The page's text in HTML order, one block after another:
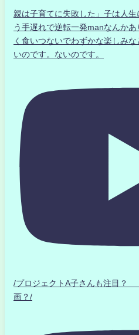
親は子育てに失敗した」子は人
う手遅れで逆転一発manなんか
く食いつないでわずかな楽しみ
いのです。ないのです。
/プロジェクトA子さんも注目？
画？/